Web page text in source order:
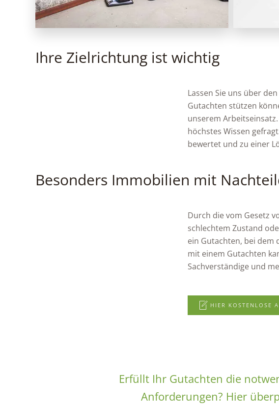
Ihre Zielrichtung ist wichtig
Lassen Sie uns über
Gutachten stützen
unserem
höchstes Wissen
bewertet und zu einer
Besonders Immobilien mit
Durch die vom Gesetz
schlechtem Zustand
ein Gutachten, bei dem
mit einem Gutachten
Sachverständige und
HIER KOSTENLOSE
Erfüllt Ihr Gutachten die
Anforderungen? Hier